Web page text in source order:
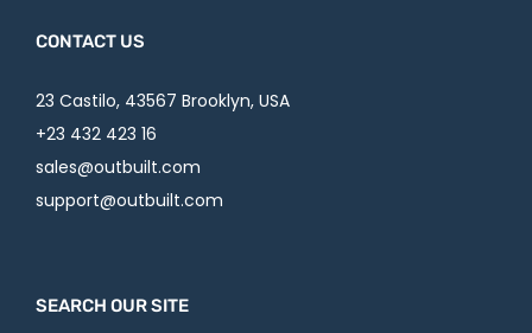
CONTACT US
23 Castilo, 43567 Brooklyn, USA
+23 432 423 16
sales@outbuilt.com
support@outbuilt.com
SEARCH OUR SITE